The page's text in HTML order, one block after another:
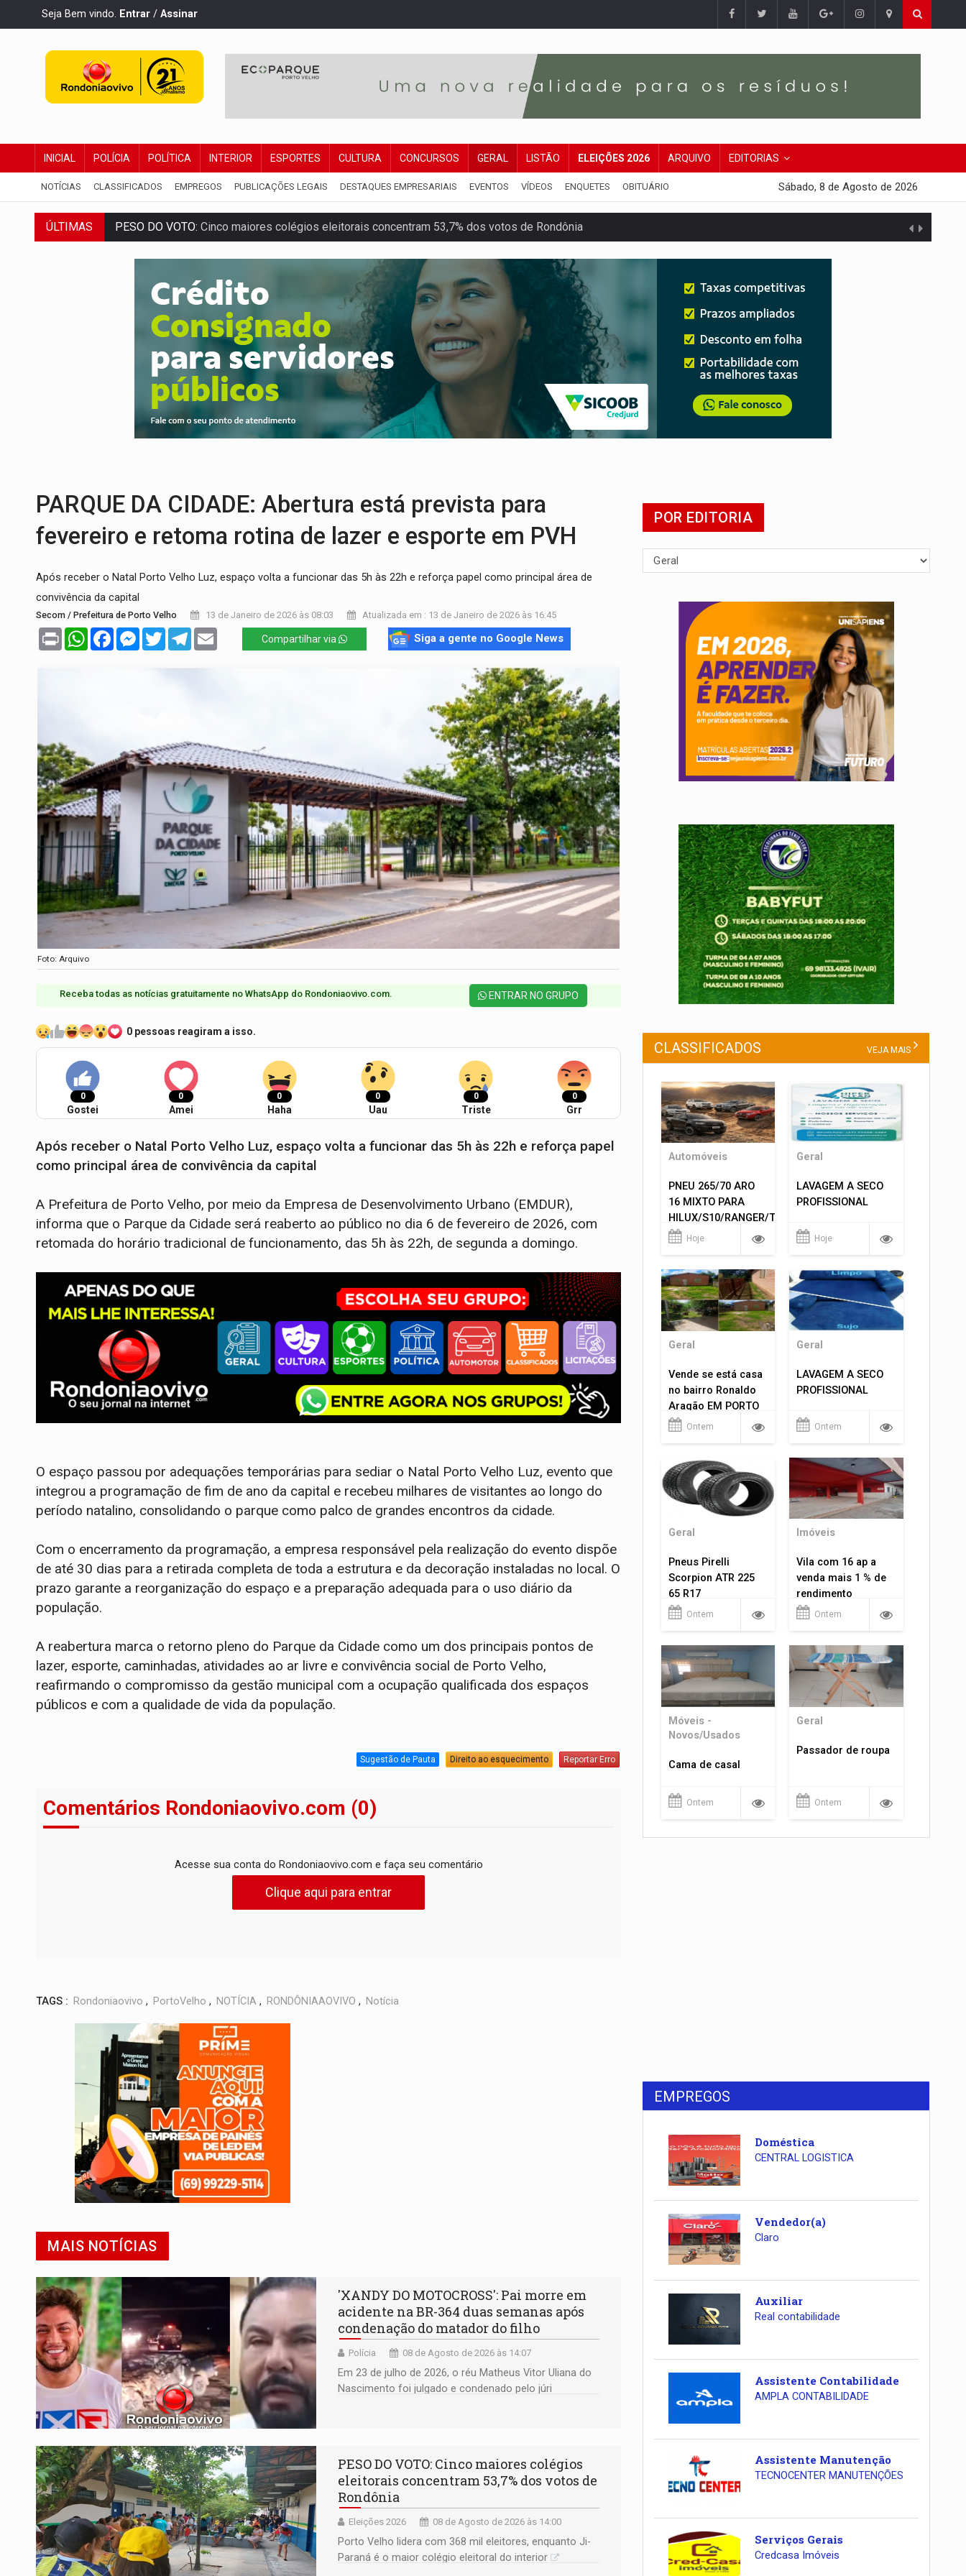
Seja Bem vindo. Entrar / Assinar
INICIAL POLÍCIA POLÍTICA INTERIOR ESPORTES CULTURA CONCURSOS GERAL LISTÃO ELEIÇÕES 2026 ARQUIVO EDITORIAS
NOTÍCIAS CLASSIFICADOS EMPREGOS PUBLICAÇÕES LEGAIS DESTAQUES EMPRESARIAIS EVENTOS VÍDEOS ENQUETES OBITUÁRIO Sábado, 8 de Agosto de 2026
ÚLTIMAS
PESO DO VOTO:Cinco maiores colégios eleitorais concentram 53,7% dos votos de Rondônia
COLUNA SEMANAL:Largada foi dada e candidatos ao Governo de RO partem para tudo ou nada
SOB SUSPEITA:Entrega de 286 máquinas em Rondônia coincide com investigação sob sigilo
ARTIGO:Reter até 50% no distrato imobiliário é legal, mas não pode ser automático
DO HOSPITAL AO CAMPO:Veja as mais de 200 ações de Marcos Rogério para Rondônia
Grupo Nova Era amplia presença em PVH e transforma Aramix em Super Nova Era
ROTA GLOBAL: PCC amplia presença internacional e transforma Brasil em corredor da cocaína
CONEXÃO RONDONIAOVIVO: Museólogo Antônio Ocampo conduz a história de uma ferrovia desgovernada
EXTENSÃO DE DANOS: Ferroviários pedem ao Iphan recuperação de área atingida por erosão na EFMM
PARQUE DA CIDADE: Abertura está prevista para
fevereiro e retoma rotina de lazer e esporte em PVH
Após receber o Natal Porto Velho Luz, espaço volta a funcionar das 5h às 22h e reforça papel como principal área de
convivência da capital
Secom / Prefeitura de Porto Velho 13 de Janeiro de 2026 às 08:03 Atualizada em : 13 de Janeiro de 2026 às 16:45
Print WhatsAppFacebookMessenger
TwitterTelegram Compartilhar via Siga a gente no Google News
Foto: Arquivo
Receba todas as notícias gratuitamente no WhatsApp do Rondoniaovivo.com.​ ENTRAR NO GRUPO
0 pessoas reagiram a isso.
0
Gostei
0
Amei
0
Haha
0
Uau
0
Triste
0
Grr
Após receber o Natal Porto Velho Luz, espaço volta a funcionar das 5h às 22h e reforça papel
como principal área de convivência da capital
A Prefeitura de Porto Velho, por meio da Empresa de Desenvolvimento Urbano (EMDUR),
informa que o Parque da Cidade será reaberto ao público no dia 6 de fevereiro de 2026, com
retomada do horário tradicional de funcionamento, das 5h às 22h, de segunda a domingo.
O espaço passou por adequações temporárias para sediar o Natal Porto Velho Luz, evento que
integrou a programação de fim de ano da capital e recebeu milhares de visitantes ao longo do
período natalino, consolidando o parque como palco de grandes encontros da cidade.
Com o encerramento da programação, a empresa responsável pela realização do evento dispõe
de até 30 dias para a retirada completa de toda a estrutura e da decoração instaladas no local. O
prazo garante a reorganização do espaço e a preparação adequada para o uso diário da
população.
A reabertura marca o retorno pleno do Parque da Cidade como um dos principais pontos de
lazer, esporte, caminhadas, atividades ao ar livre e convivência social de Porto Velho,
reafirmando o compromisso da gestão municipal com a ocupação qualificada dos espaços
públicos e com a qualidade de vida da população.
Sugestão de Pauta Direito ao esquecimento Reportar Erro
Comentários Rondoniaovivo.com (0)
Acesse sua conta do Rondoniaovivo.com e faça seu comentário
Clique aqui para entrar
TAGS : Rondoniaovivo , PortoVelho , NOTÍCIA , RONDÔNIAAOVIVO , Notícia
MAIS NOTÍCIAS
'XANDY DO MOTOCROSS': Pai morre em
acidente na BR-364 duas semanas após
condenação do matador do filho
Polícia 08 de Agosto de 2026 às 14:07
Em 23 de julho de 2026, o réu Matheus Vitor Uliana do
Nascimento foi julgado e condenado pelo júri
PESO DO VOTO: Cinco maiores colégios
eleitorais concentram 53,7% dos votos de
Rondônia
Eleições 2026 08 de Agosto de 2026 às 14:00
Porto Velho lidera com 368 mil eleitores, enquanto Ji-
Paraná é o maior colégio eleitoral do interior
POR EDITORIA
CLASSIFICADOS VEJA MAIS
Automóveis
PNEU 265/70 ARO
16 MIXTO PARA
HILUX/S10/RANGER/TRITON
ETC... MONTAGEM
Hoje
Geral
LAVAGEM A SECO
PROFISSIONAL
Hoje
Geral
Vende se está casa
no bairro Ronaldo
Aragão EM PORTO
VELHO RO.
Ontem
Geral
LAVAGEM A SECO
PROFISSIONAL
Ontem
Geral
Pneus Pirelli
Scorpion ATR 225
65 R17
Ontem
Imóveis
Vila com 16 ap a
venda mais 1 % de
rendimento
Ontem
Móveis -
Novos/Usados
Cama de casal
Ontem
Geral
Passador de roupa
Ontem
EMPREGOS
Doméstica
CENTRAL LOGISTICA
Vendedor(a)
Claro
Auxiliar
Real contabilidade
Assistente Contabilidade
AMPLA CONTABILIDADE
Assistente Manutenção
TECNOCENTER MANUTENÇÕES
Serviços Gerais
Credcasa Imóveis